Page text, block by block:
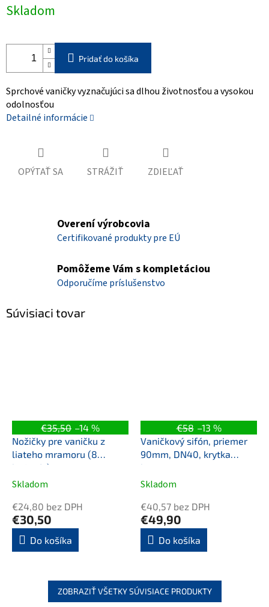
cena:
Skladom
Pridať do košíka
Sprchové vaničky vyznačujúci sa dlhou životnosťou a vysokou
odolnosťou
Detailné informácie
OPÝTAŤ SA STRÁŽIŤ ZDIEĽAŤ
Overení výrobcovia
Certifikované produkty pre EÚ
Pomôžeme Vám s kompletáciou
Odporučíme príslušenstvo
Súvisiaci tovar
€35,50 –14 %
Nožičky pre vaničku z
liateho mramoru (8
ks/sada)
Skladom
€24,80 bez DPH
€30,50
Do košíka
€58 –13 %
Vaničkový sifón, priemer
90mm, DN40, krytka
bronz
Skladom
€40,57 bez DPH
€49,90
Do košíka
ZOBRAZIŤ VŠETKY SÚVISIACE PRODUKTY